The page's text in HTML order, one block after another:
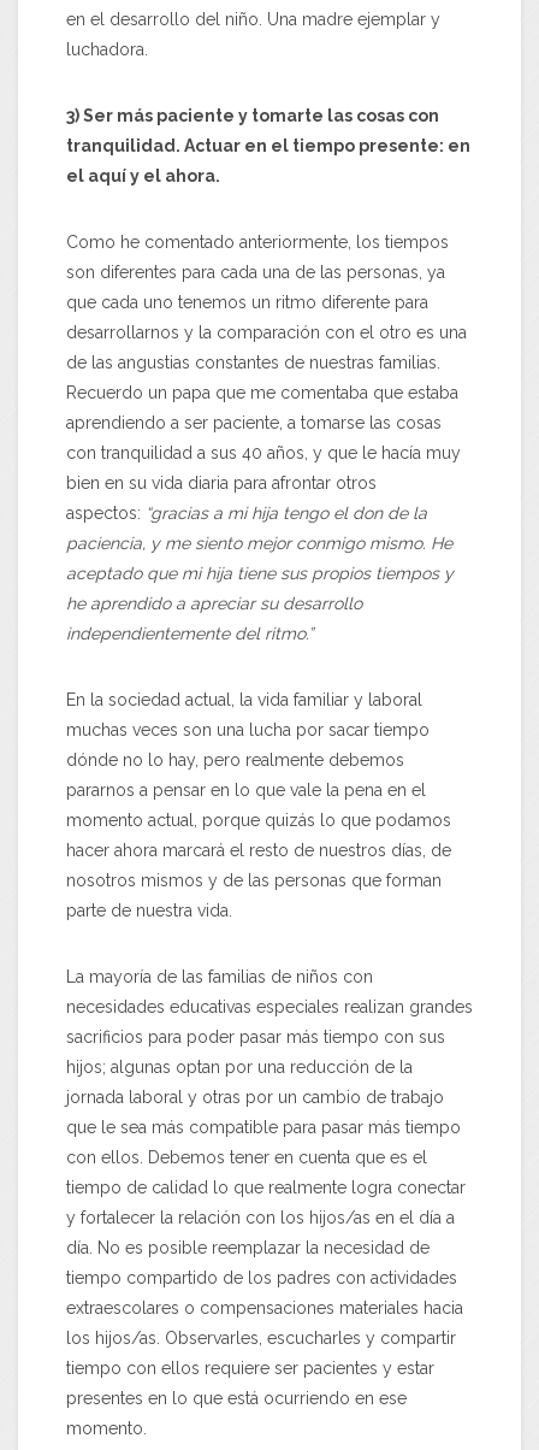
en el desarrollo del niño. Una madre ejemplar y
luchadora.
3) Ser más paciente y tomarte las cosas con
tranquilidad. Actuar en el tiempo presente: en
el aquí y el ahora.
Como he comentado anteriormente, los tiempos
son diferentes para cada una de las personas, ya
que cada uno tenemos un ritmo diferente para
desarrollarnos y la comparación con el otro es una
de las angustias constantes de nuestras familias.
Recuerdo un papa que me comentaba que estaba
aprendiendo a ser paciente, a tomarse las cosas
con tranquilidad a sus 40 años, y que le hacía muy
bien en su vida diaria para afrontar otros
aspectos: “gracias a mi hija tengo el don de la
paciencia, y me siento mejor conmigo mismo. He
aceptado que mi hija tiene sus propios tiempos y
he aprendido a apreciar su desarrollo
independientemente del ritmo.”
En la sociedad actual, la vida familiar y laboral
muchas veces son una lucha por sacar tiempo
dónde no lo hay, pero realmente debemos
pararnos a pensar en lo que vale la pena en el
momento actual, porque quizás lo que podamos
hacer ahora marcará el resto de nuestros días, de
nosotros mismos y de las personas que forman
parte de nuestra vida.
La mayoría de las familias de niños con
necesidades educativas especiales realizan grandes
sacrificios para poder pasar más tiempo con sus
hijos; algunas optan por una reducción de la
jornada laboral y otras por un cambio de trabajo
que le sea más compatible para pasar más tiempo
con ellos. Debemos tener en cuenta que es el
tiempo de calidad lo que realmente logra conectar
y fortalecer la relación con los hijos/as en el día a
día. No es posible reemplazar la necesidad de
tiempo compartido de los padres con actividades
extraescolares o compensaciones materiales hacia
los hijos/as. Observarles, escucharles y compartir
tiempo con ellos requiere ser pacientes y estar
presentes en lo que está ocurriendo en ese
momento.